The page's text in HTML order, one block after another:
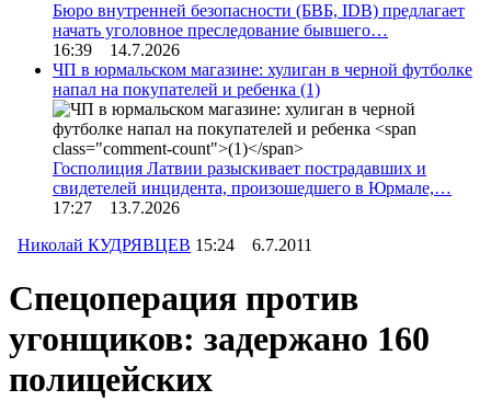
Бюро внутренней безопасности (БВБ, IDB) предлагает
начать уголовное преследование бывшего…
16:39 14.7.2026
ЧП в юрмальском магазине: хулиган в черной футболке
напал на покупателей и ребенка (1)
Госполиция Латвии разыскивает пострадавших и
свидетелей инцидента, произошедшего в Юрмале,…
17:27 13.7.2026
Николай КУДРЯВЦЕВ 15:24 6.7.2011
Спецоперация против
угонщиков: задержано 160
полицейских